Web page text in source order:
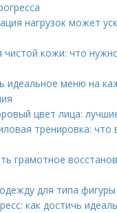
нагрузок может
чистой кожи: что
идеальное меню на
цвет лица:
тренировка: что
грамотное
для типа
как достичь